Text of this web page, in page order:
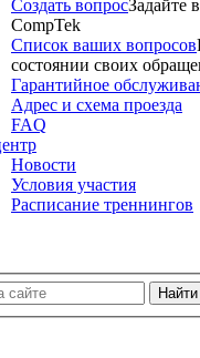
Создать вопросЗадайте
CompTek
Список ваших вопросов
состоянии своих
Гарантийное
Адрес и схема проезда
FAQ
Новости
Условия участия
Расписание треннингов